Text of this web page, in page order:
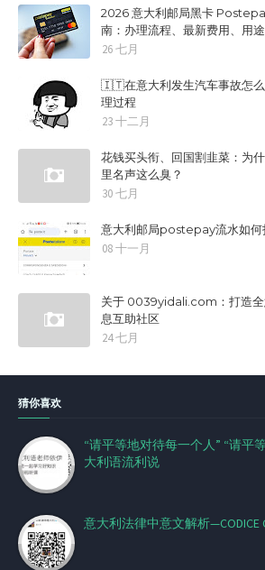
2026 意大利邮局黑卡
南：办理流程、最新费用、用
26 七月
🇮🇹在意大利发生汽车事故怎
理过程
23 十二月
花钱买头衔、回国割韭菜：为
里名声这么臭？
30 七月
意大利邮局postepay流水如何
08 十一月
关于 0039yidali.com：打造全
息互助社区
24 七月
猜你喜欢
“请平等地对待每一个人” “请平
大利语流利说
意大利法律中意文解析—CODICE